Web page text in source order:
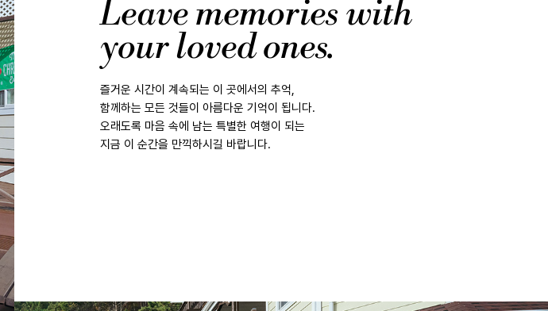
Leave memories with
your loved ones.
즐거운 시간이 계속되는 이 곳에서의 추억,
함께하는 모든 것들이 아름다운 기억이 됩니다.
오래도록 마음 속에 남는 특별한 여행이 되는
지금 이 순간을 만끽하시길 바랍니다.